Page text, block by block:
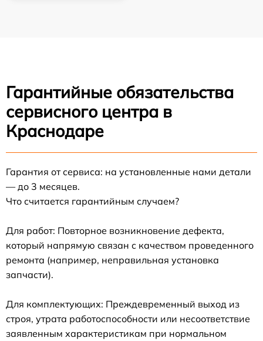
Гарантийные обязательства
сервисного центра в
Краснодаре
Гарантия от сервиса: на установленные нами детали
— до 3 месяцев.
Что считается гарантийным случаем?
Для работ: Повторное возникновение дефекта,
который напрямую связан с качеством проведенного
ремонта (например, неправильная установка
запчасти).
Для комплектующих: Преждевременный выход из
строя, утрата работоспособности или несоответствие
заявленным характеристикам при нормальном